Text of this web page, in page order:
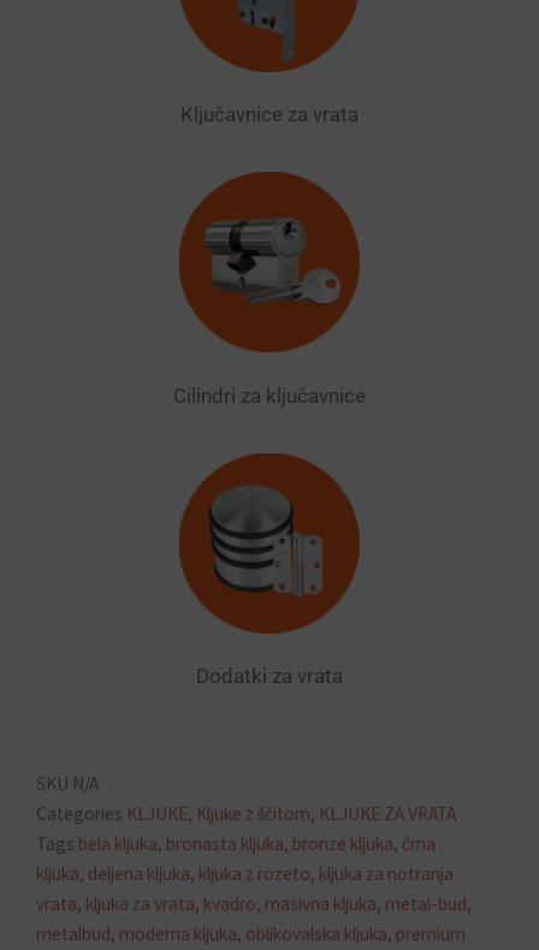
Ključavnice za vrata
Cilindri za ključavnice
Dodatki za vrata
SKU N/A
Categories KLJUKE, Kljuke z ščitom, KLJUKE ZA VRATA
Tags bela kljuka, bronasta kljuka, bronze kljuka, črna
kljuka, deljena kljuka, kljuka z rozeto, kljuka za notranja
vrata, kljuka za vrata, kvadro, masivna kljuka, metal-bud,
metalbud, moderna kljuka, oblikovalska kljuka, premium